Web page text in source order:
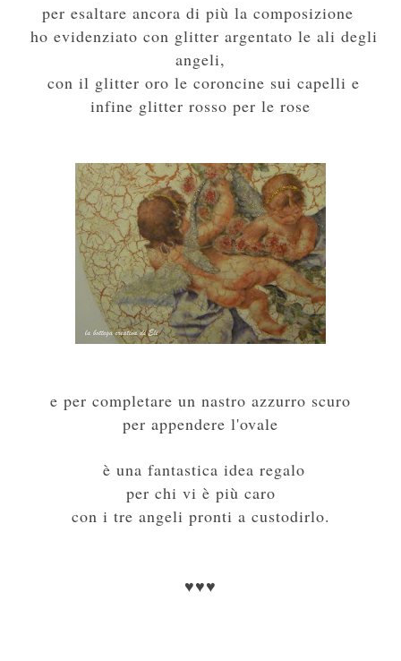
per esaltare ancora di più la composizione
ho evidenziato con glitter argentato le ali degli
angeli,
con il glitter oro le coroncine sui capelli e
infine glitter rosso per le rose
e per completare un nastro azzurro scuro
per appendere l'ovale
è una fantastica idea regalo
per chi vi è più caro
con i tre angeli pronti a custodirlo.
♥♥♥